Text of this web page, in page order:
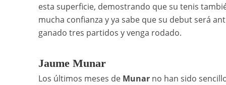
esta superficie, demostrando que su tenis
mucha confianza y ya sabe que su debut será
ganado tres partidos y venga rodado.
Jaume Munar
Los últimos meses de Munarno han sido